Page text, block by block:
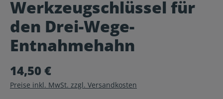
Durchschnittliche Bewertung von 0 von 5 Sternen
Werkzeugschlüssel für
den Drei-Wege-
Entnahmehahn
14,50 €
Preise inkl. MwSt. zzgl. Versandkosten